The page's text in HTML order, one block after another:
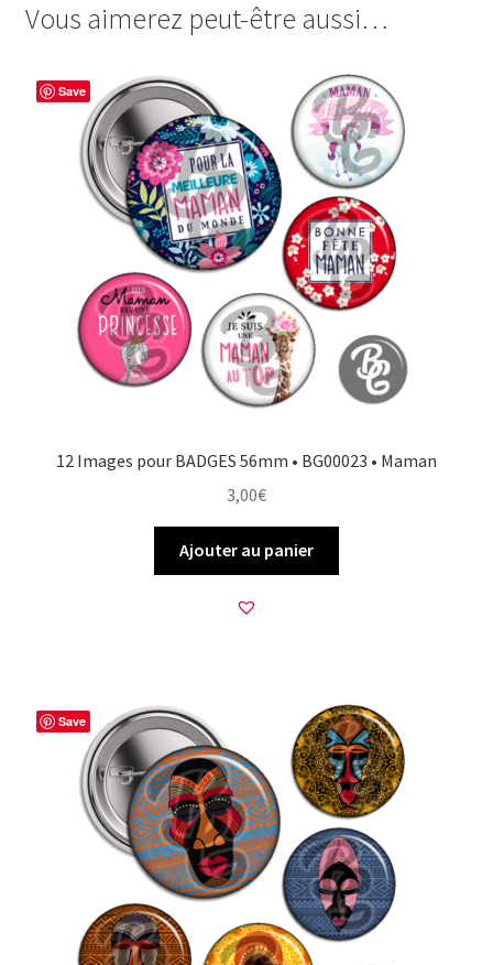
e
o
o
t
e
s
t
t
e
r
t
g
e
r
Vous aimerez peut-être aussi…
Save
12 Images pour BADGES 56mm • BG00023 • Maman
3,00€
Ajouter au panier
Save